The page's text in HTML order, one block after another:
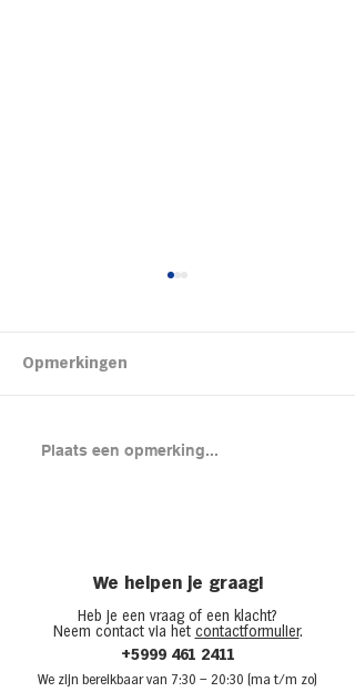
Kipsalon
Opmerkingen
Plaats een opmerking...
We helpen je graag!
Heb je een vraag of een klacht?
Neem contact via het contactformulier.
+5999 461 2411
We zijn bereikbaar van 7:30 – 20:30 (ma t/m zo)